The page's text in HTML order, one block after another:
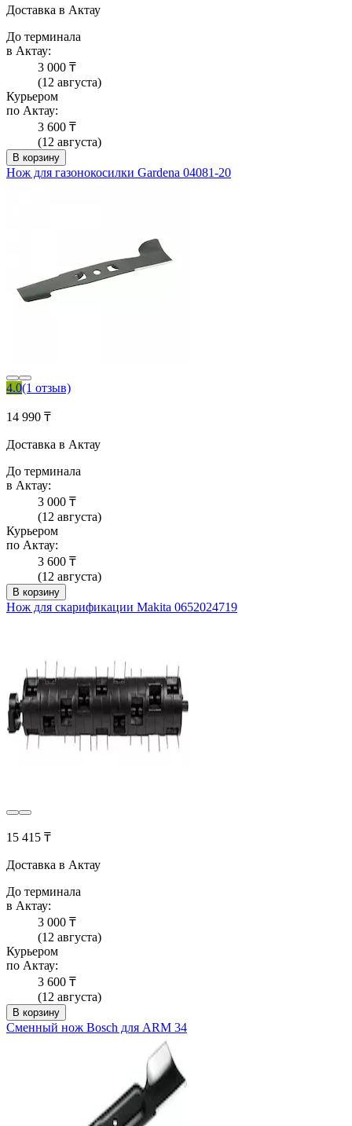
Доставка в Актау
До терминала
в Актау:
3 000 ₸
(12 августа)
Курьером
по Актау:
3 600 ₸
(12 августа)
В корзину
Нож для газонокосилки Gardena 04081-20
4.0(1 отзыв)
14 990 ₸
Доставка в Актау
До терминала
в Актау:
3 000 ₸
(12 августа)
Курьером
по Актау:
3 600 ₸
(12 августа)
В корзину
Нож для скарификации Makita 0652024719
15 415 ₸
Доставка в Актау
До терминала
в Актау:
3 000 ₸
(12 августа)
Курьером
по Актау:
3 600 ₸
(12 августа)
В корзину
Сменный нож Bosch для ARM 34